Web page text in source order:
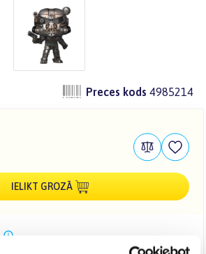
Preces kods 4985214
IELIKT GROZĀ